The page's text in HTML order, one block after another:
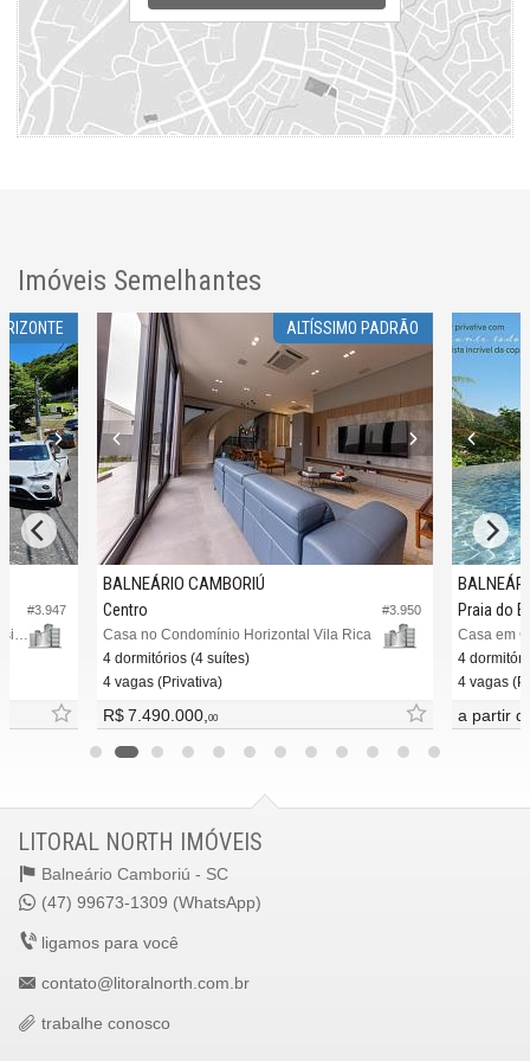
Imóveis Semelhantes
#3.947
Casa em Condomínio no Bella Vista Residence Club
ALTÍSSIMO PADRÃO
#3.950
BALNEÁRIO CAMBORIÚ
Centro
Casa no Condomínio Horizontal Vila Rica
4 dormitórios (4 suítes)
4 vagas (Privativa)
R$ 7.490.000, 00
Praia do
Casa em
4
4 vagas
a partir
LITORAL NORTH IMÓVEIS
Balneário Camboriú - SC
(47) 99673-1309 (WhatsApp)
ligamos para você
contato@litoralnorth.com.br
trabalhe conosco